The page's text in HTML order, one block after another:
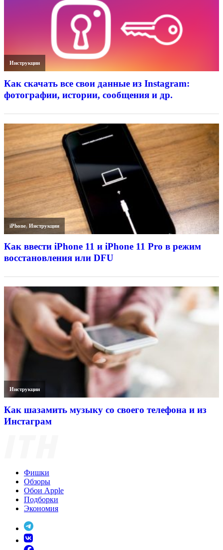
Инструкции
Как скачать все свои данные из Instagram:
фотографии, истории, сообщения и др.
iPhone,Инструкции
Как ввести iPhone 11 и iPhone 11 Pro в режим
восстановления или DFU
Инструкции
Как шазамить музыку со своего телефона и из
Инстаграм
Фишки
Обзоры
Обои Apple
Подборки
Экономия